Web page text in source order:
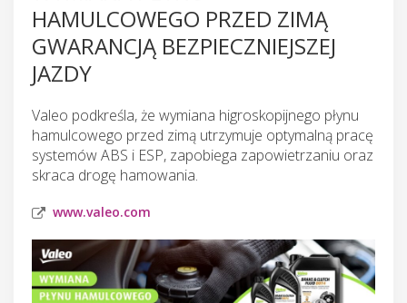
HAMULCOWEGO PRZED ZIMĄ
GWARANCJĄ BEZPIECZNIEJSZEJ
JAZDY
Valeo podkreśla, że wymiana higroskopijnego płynu
hamulcowego przed zimą utrzymuje optymalną pracę
systemów ABS i ESP, zapobiega zapowietrzaniu oraz
skraca drogę hamowania.
www.valeo.com